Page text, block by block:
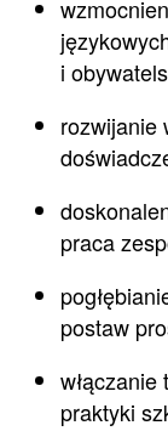
i
rozwijanie
praca
postaw
praktyki